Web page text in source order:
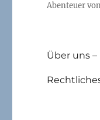
Abenteuer
Über uns